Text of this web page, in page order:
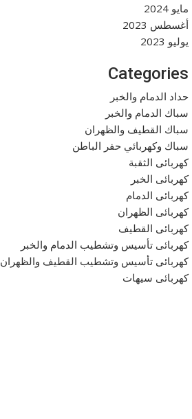
مايو 2024
أغسطس 2023
يوليو 2023
Categories
حداد الدمام والخبر
سباك الدمام والخبر
سباك القطيف والظهران
سباك وكهربائي حفر الباطن
كهربائى الثقبة
كهربائى الخبر
كهربائى الدمام
كهربائى الظهران
كهربائى القطيف
كهربائى تأسيس وتشطيب الدمام والخبر
كهربائى تأسيس وتشطيب القطيف والظهران
كهربائى سيهات